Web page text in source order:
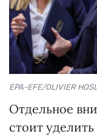
EPA-EFE/OLIVIER
Отдельное
стоит